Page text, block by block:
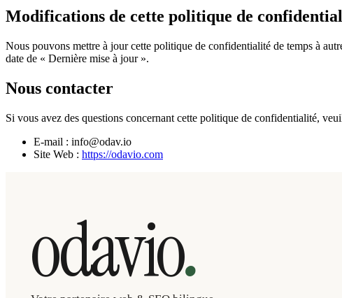
Modifications de cette politique de
Nous pouvons mettre à jour cette politique de confidentialité de temps à
date de « Dernière mise à jour ».
Nous contacter
Si vous avez des questions concernant cette politique de confidentialité,
E-mail : info@odav.io
Site Web : https://odavio.com
odavio.